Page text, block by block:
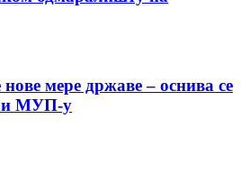
мере државе – оснива се
МУП-у